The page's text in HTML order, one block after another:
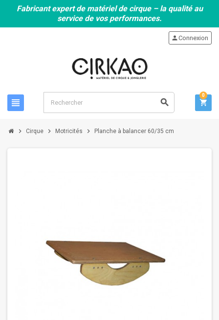
Fabricant expert de matériel de cirque – la qualité au
service de vos performances.
view_headline search
personConnexion
shopping_cart
0
chevron_right Cirque chevron_right Motricités chevron_right Planche à balancer 60/35 cm